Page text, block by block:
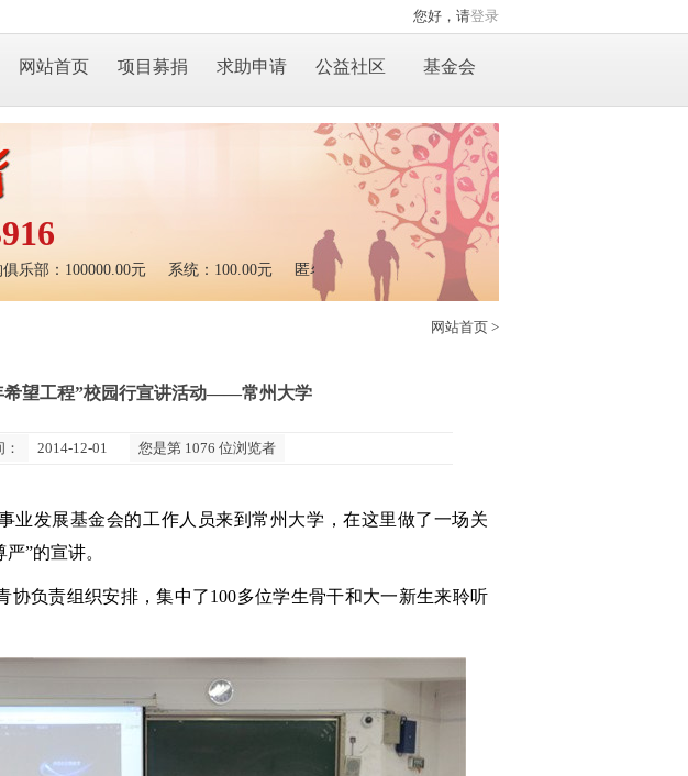
您好，请登录
网站首页 项目募捐 求助申请 公益社区 基金会
乐部：100000.00元 系统：100.00元 匿名：20.00元 匿名：500.00元
网站首页 >
希望工程”校园行宣讲活动——常州大学
2014-12-01 您是第 1076 位浏览者
业发展基金会的工作人员来到常州大学，在这里做了一场关
”的宣讲。
协负责组织安排，集中了100多位学生骨干和大一新生来聆听